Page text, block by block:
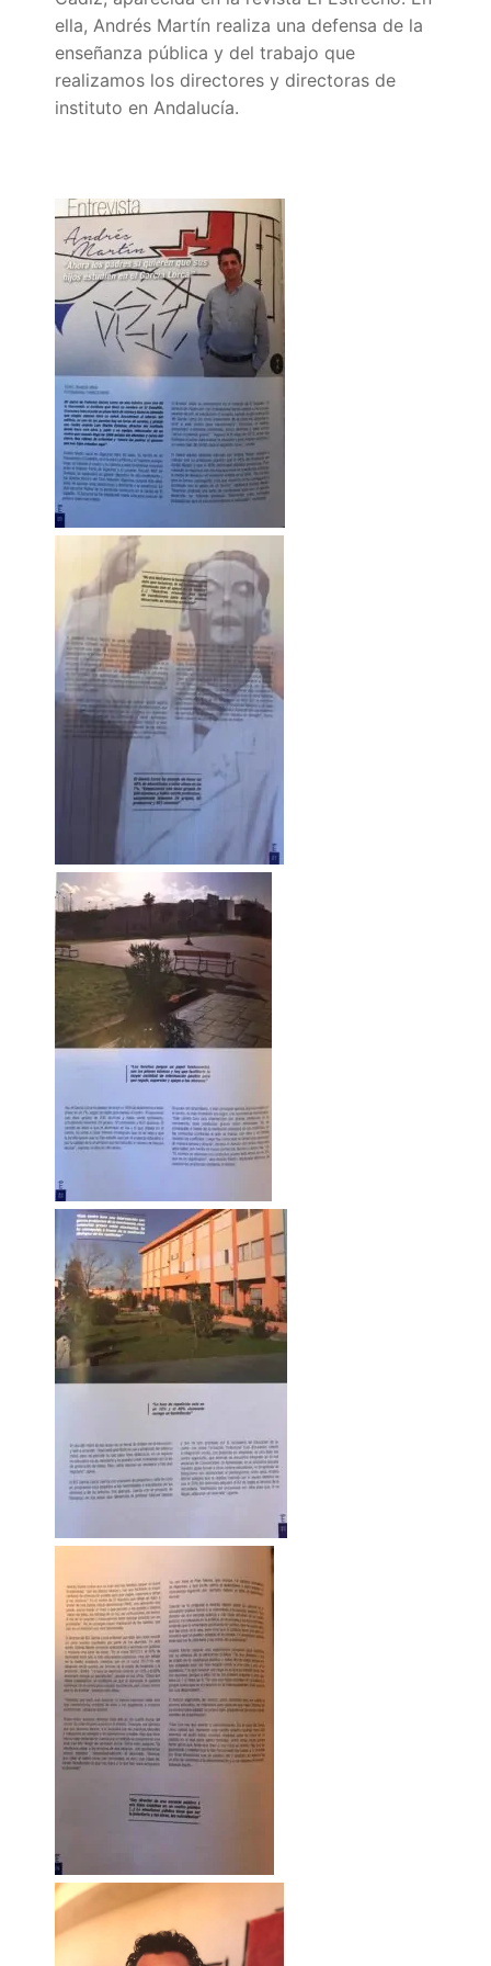
ella, Andrés Martín realiza una defensa de la
enseñanza pública y del trabajo que
realizamos los directores y directoras de
instituto en Andalucía.